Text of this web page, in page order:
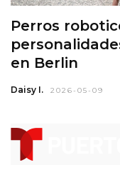
Perros
en Berlin
Daisy I. 2026-05-09